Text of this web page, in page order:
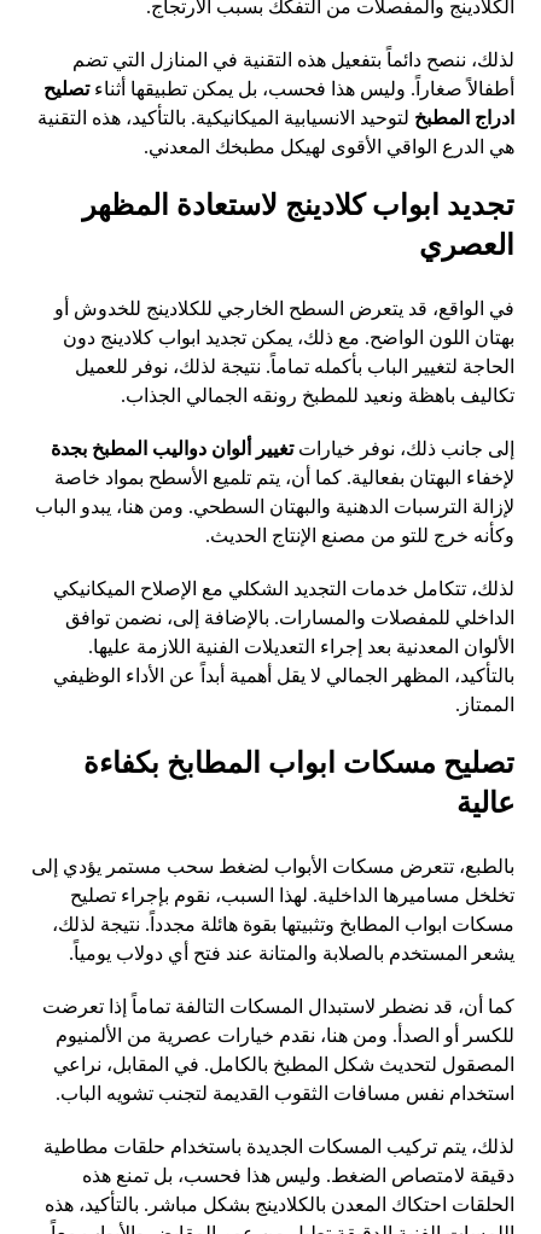
الكلادينج والمفصلات من التفكك بسبب الارتجاج.
لذلك، ننصح دائماً بتفعيل هذه التقنية في المنازل التي تضم
أطفالاً صغاراً. وليس هذا فحسب، بل يمكن تطبيقها أثناءتصليح
ادراج المطبخ لتوحيد الانسيابية الميكانيكية. بالتأكيد، هذه التقنية
هي الدرع الواقي الأقوى لهيكل مطبخك المعدني.
تجديد ابواب كلادينج لاستعادة المظهر
العصري
في الواقع، قد يتعرض السطح الخارجي للكلادينج للخدوش أو
بهتان اللون الواضح. مع ذلك، يمكن تجديد ابواب كلادينج دون
الحاجة لتغيير الباب بأكمله تماماً. نتيجة لذلك، نوفر للعميل
تكاليف باهظة ونعيد للمطبخ رونقه الجمالي الجذاب.
إلى جانب ذلك، نوفر خياراتتغيير ألوان دواليب المطبخ بجدة
لإخفاء البهتان بفعالية. كما أن، يتم تلميع الأسطح بمواد خاصة
لإزالة الترسبات الدهنية والبهتان السطحي. ومن هنا، يبدو الباب
وكأنه خرج للتو من مصنع الإنتاج الحديث.
لذلك، تتكامل خدمات التجديد الشكلي مع الإصلاح الميكانيكي
الداخلي للمفصلات والمسارات. بالإضافة إلى، نضمن توافق
الألوان المعدنية بعد إجراء التعديلات الفنية اللازمة عليها.
بالتأكيد، المظهر الجمالي لا يقل أهمية أبداً عن الأداء الوظيفي
الممتاز.
تصليح مسكات ابواب المطابخ بكفاءة
عالية
بالطبع، تتعرض مسكات الأبواب لضغط سحب مستمر يؤدي إلى
تخلخل مساميرها الداخلية. لهذا السبب، نقوم بإجراء تصليح
مسكات ابواب المطابخ وتثبيتها بقوة هائلة مجدداً. نتيجة لذلك،
يشعر المستخدم بالصلابة والمتانة عند فتح أي دولاب يومياً.
كما أن، قد نضطر لاستبدال المسكات التالفة تماماً إذا تعرضت
للكسر أو الصدأ. ومن هنا، نقدم خيارات عصرية من الألمنيوم
المصقول لتحديث شكل المطبخ بالكامل. في المقابل، نراعي
استخدام نفس مسافات الثقوب القديمة لتجنب تشويه الباب.
لذلك، يتم تركيب المسكات الجديدة باستخدام حلقات مطاطية
دقيقة لامتصاص الضغط. وليس هذا فحسب، بل تمنع هذه
الحلقات احتكاك المعدن بالكلادينج بشكل مباشر. بالتأكيد، هذه